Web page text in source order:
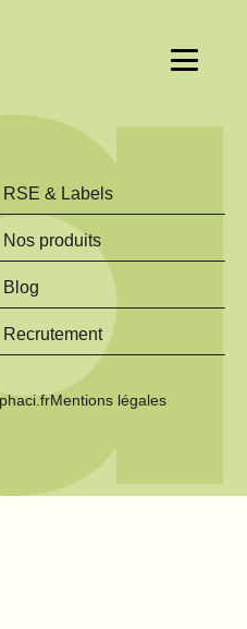
RSE & Labels
Nos produits
Blog
Recrutement
Mentions légales